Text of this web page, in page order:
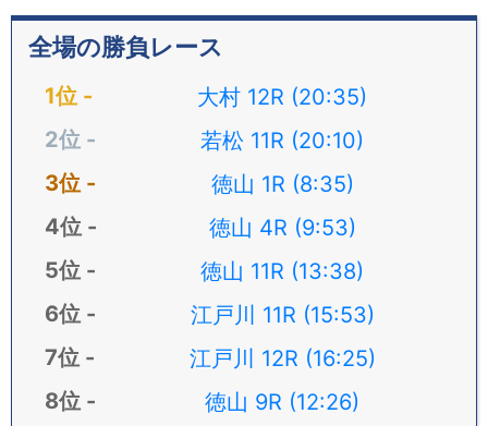
全場の勝負レース
大村 12R (20:35)
若松 11R (20:10)
徳山 1R (8:35)
徳山 4R (9:53)
徳山 11R (13:38)
江戸川 11R (15:53)
江戸川 12R (16:25)
徳山 9R (12:26)